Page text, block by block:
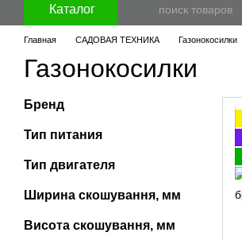
Каталог
Главная САДОВАЯ ТЕХНИКА Газонокосилки
Газонокосилки
Бренд
Тип питания
Тип двигателя
Ширина скошування, мм
Висота скошування, мм